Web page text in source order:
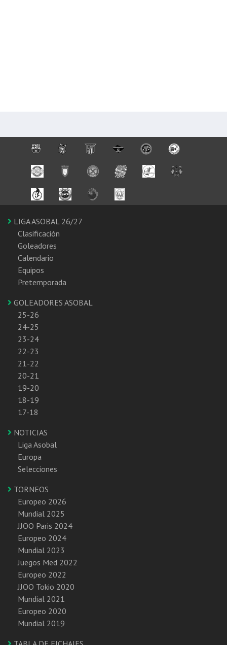
LIGA ASOBAL 26/27
Clasificación
Goleadores
Calendario
Equipos
Pretemporada
GOLEADORES ASOBAL
25-26
24-25
23-24
22-23
21-22
20-21
19-20
18-19
17-18
NOTICIAS
Liga Asobal
Europa
Selecciones
TORNEOS
Europeo 2026
Mundial 2025
JJOO Paris 2024
Europeo 2024
Mundial 2023
Juegos Med 2022
Europeo 2022
JJOO Tokio 2020
Mundial 2021
Europeo 2020
Mundial 2019